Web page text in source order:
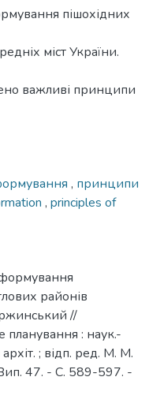
пішохідних
міст України.
важливі принципи
, принципи
, principles of
районів
//
планування : наук.-
; відп. ред. М. М.
47. - С. 589-597. -